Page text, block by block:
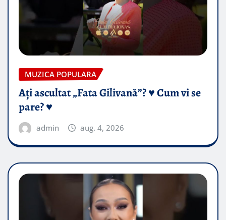
MUZICA POPULARA
Ați ascultat „Fata Gilivană”? ♥️ Cum vi se
pare? ♥️
admin aug. 4, 2026